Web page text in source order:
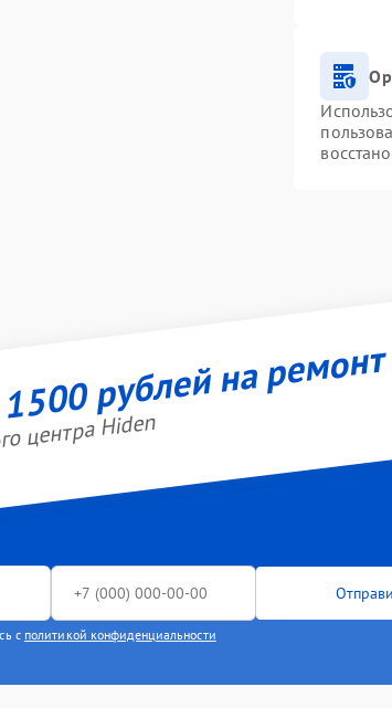
рублей на ремонт
центра Hiden
с политикой конфиденциальности